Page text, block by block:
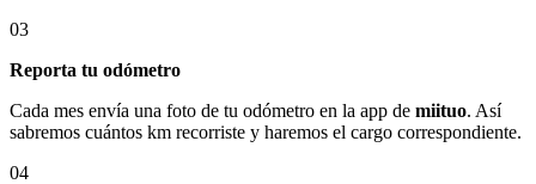
03
Reporta tu odómetro
Cada mes envía una foto de tu odómetro en la app de miituo. Así
sabremos cuántos km recorriste y haremos el cargo correspondiente.
04